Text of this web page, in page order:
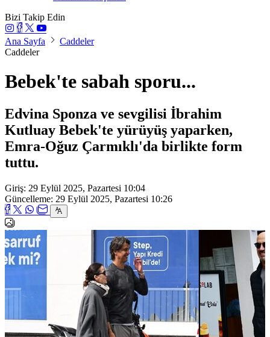
Bizi Takip Edin
Ana Sayfa
Caddeler
Caddeler
Bebek'te sabah sporu...
Edvina Sponza ve sevgilisi İbrahim
Kutluay Bebek'te yürüyüş yaparken,
Emra-Oğuz Çarmıklı'da birlikte form
tuttu.
Giriş: 29 Eylül 2025, Pazartesi 10:04
Güncelleme: 29 Eylül 2025, Pazartesi 10:26